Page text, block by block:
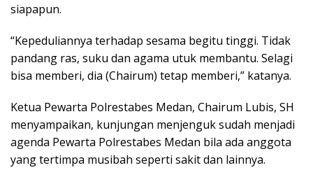
siapapun.
“Kepeduliannya terhadap sesama begitu tinggi. Tidak
pandang ras, suku dan agama utuk membantu. Selagi
bisa memberi, dia (Chairum) tetap memberi,” katanya.
Ketua Pewarta Polrestabes Medan, Chairum Lubis, SH
menyampaikan, kunjungan menjenguk sudah menjadi
agenda Pewarta Polrestabes Medan bila ada anggota
yang tertimpa musibah seperti sakit dan lainnya.